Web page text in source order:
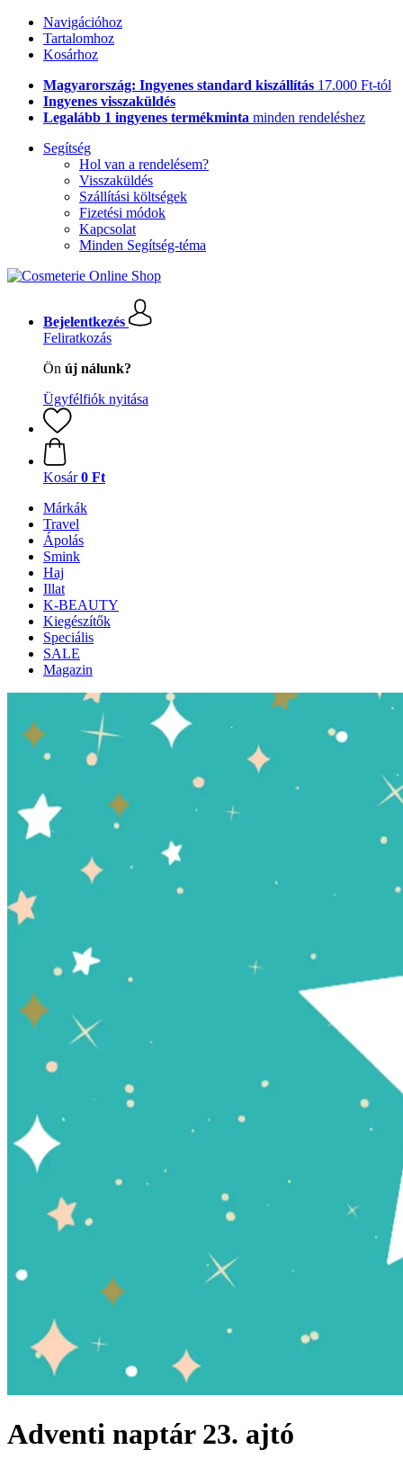
Navigációhoz
Tartalomhoz
Kosárhoz
Magyarország: Ingyenes standard kiszállítás 17.000 Ft-tól
Ingyenes visszaküldés
Legalább 1 ingyenes termékminta minden rendeléshez
Segítség
Hol van a rendelésem?
Visszaküldés
Szállítási költségek
Fizetési módok
Kapcsolat
Minden Segítség-téma
Bejelentkezés
Feliratkozás
Ön új nálunk?
Ügyfélfiók nyitása
Kosár 0 Ft
Márkák
Travel
Ápolás
Smink
Haj
Illat
K-BEAUTY
Kiegészítők
Speciális
SALE
Magazin
Adventi naptár 23. ajtó